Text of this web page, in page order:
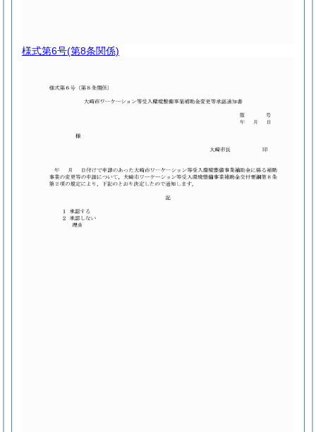
様式第6号(第8条関係)